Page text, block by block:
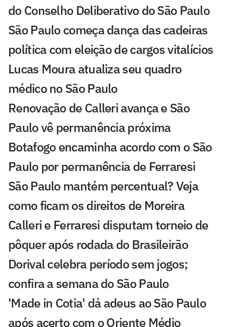
do Conselho Deliberativo do São Paulo
São Paulo começa dança das cadeiras
política com eleição de cargos vitalícios
Lucas Moura atualiza seu quadro
médico no São Paulo
Renovação de Calleri avança e São
Paulo vê permanência próxima
Botafogo encaminha acordo com o São
Paulo por permanência de Ferraresi
São Paulo mantém percentual? Veja
como ficam os direitos de Moreira
Calleri e Ferraresi disputam torneio de
pôquer após rodada do Brasileirão
Dorival celebra período sem jogos;
confira a semana do São Paulo
'Made in Cotia' dá adeus ao São Paulo
após acerto com o Oriente Médio